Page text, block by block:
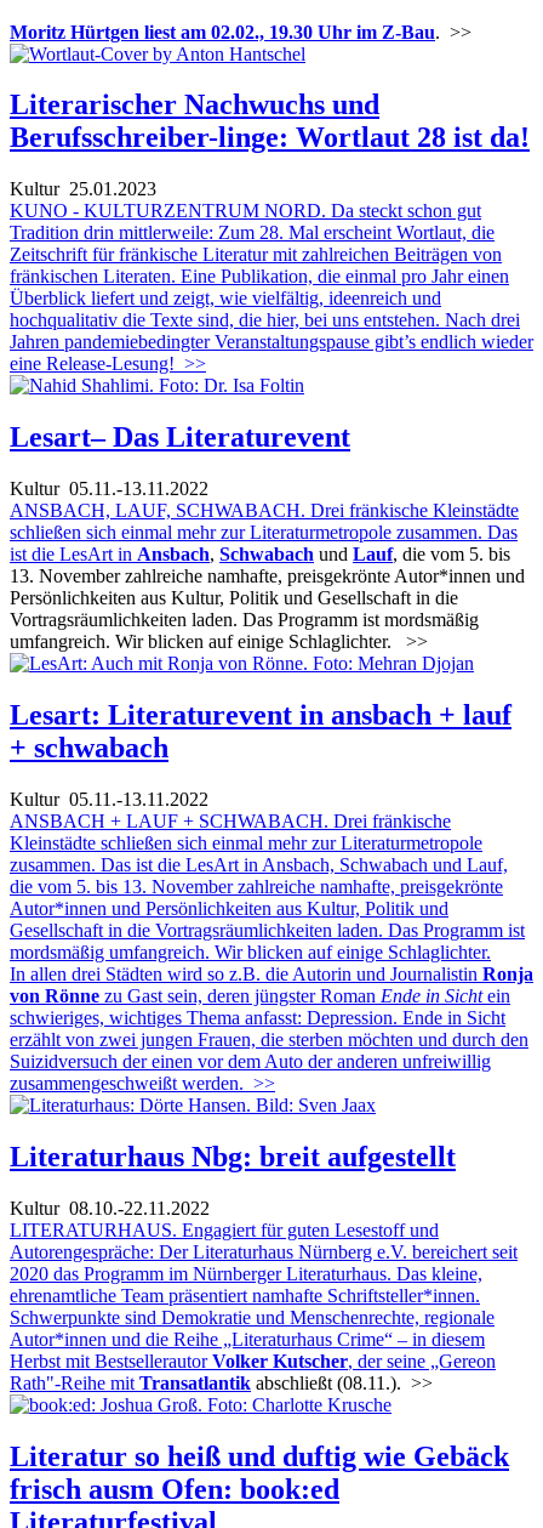
Moritz Hürtgen liest am 02.02., 19.30 Uhr im Z-Bau. >>
Literarischer Nachwuchs und
Berufsschreiber-linge: Wortlaut 28 ist da!
Kultur25.01.2023
KUNO - KULTURZENTRUM NORD. Da steckt schon gut
Tradition drin mittlerweile: Zum 28. Mal erscheint Wortlaut, die
Zeitschrift für fränkische Literatur mit zahlreichen Beiträgen von
fränkischen Literaten. Eine Publikation, die einmal pro Jahr einen
Überblick liefert und zeigt, wie vielfältig, ideenreich und
hochqualitativ die Texte sind, die hier, bei uns entstehen. Nach drei
Jahren pandemiebedingter Veranstaltungspause gibt’s endlich wieder
eine Release-Lesung! >>
Lesart– Das Literaturevent
Kultur05.11.-13.11.2022
ANSBACH, LAUF, SCHWABACH. Drei fränkische Kleinstädte
schließen sich einmal mehr zur Literaturmetropole zusammen. Das
ist die LesArt in Ansbach, Schwabach und Lauf, die vom 5. bis
13. November zahlreiche namhafte, preisgekrönte Autor*innen und
Persönlichkeiten aus Kultur, Politik und Gesellschaft in die
Vortragsräumlichkeiten laden. Das Programm ist mordsmäßig
umfangreich. Wir blicken auf einige Schlaglichter.
>>
Lesart: Literaturevent in ansbach + lauf
+ schwabach
Kultur05.11.-13.11.2022
ANSBACH + LAUF + SCHWABACH. Drei fränkische
Kleinstädte schließen sich einmal mehr zur Literaturmetropole
zusammen. Das ist die LesArt in Ansbach, Schwabach und Lauf,
die vom 5. bis 13. November zahlreiche namhafte, preisgekrönte
Autor*innen und Persönlichkeiten aus Kultur, Politik und
Gesellschaft in die Vortragsräumlichkeiten laden. Das Programm ist
mordsmäßig umfangreich. Wir blicken auf einige Schlaglichter.
In allen drei Städten wird so z.B. die Autorin und Journalistin Ronja
von Rönne zu Gast sein, deren jüngster Roman Ende in Sichtein
schwieriges, wichtiges Thema anfasst: Depression. Ende in Sicht
erzählt von zwei jungen Frauen, die sterben möchten und durch den
Suizidversuch der einen vor dem Auto der anderen unfreiwillig
zusammengeschweißt werden. >>
Literaturhaus Nbg: breit aufgestellt
Kultur08.10.-22.11.2022
LITERATURHAUS. Engagiert für guten Lesestoff und
Autorengespräche: Der Literaturhaus Nürnberg e.V. bereichert seit
2020 das Programm im Nürnberger Literaturhaus. Das kleine,
ehrenamtliche Team präsentiert namhafte Schriftsteller*innen.
Schwerpunkte sind Demokratie und Menschenrechte, regionale
Autor*innen und die Reihe „Literaturhaus Crime“ – in diesem
Herbst mit BestsellerautorVolker Kutscher, der seine „Gereon
Rath"-Reihe mit Transatlantik abschließt (08.11.). >>
Literatur so heiß und duftig wie Gebäck
frisch ausm Ofen: book:ed
Literaturfestival